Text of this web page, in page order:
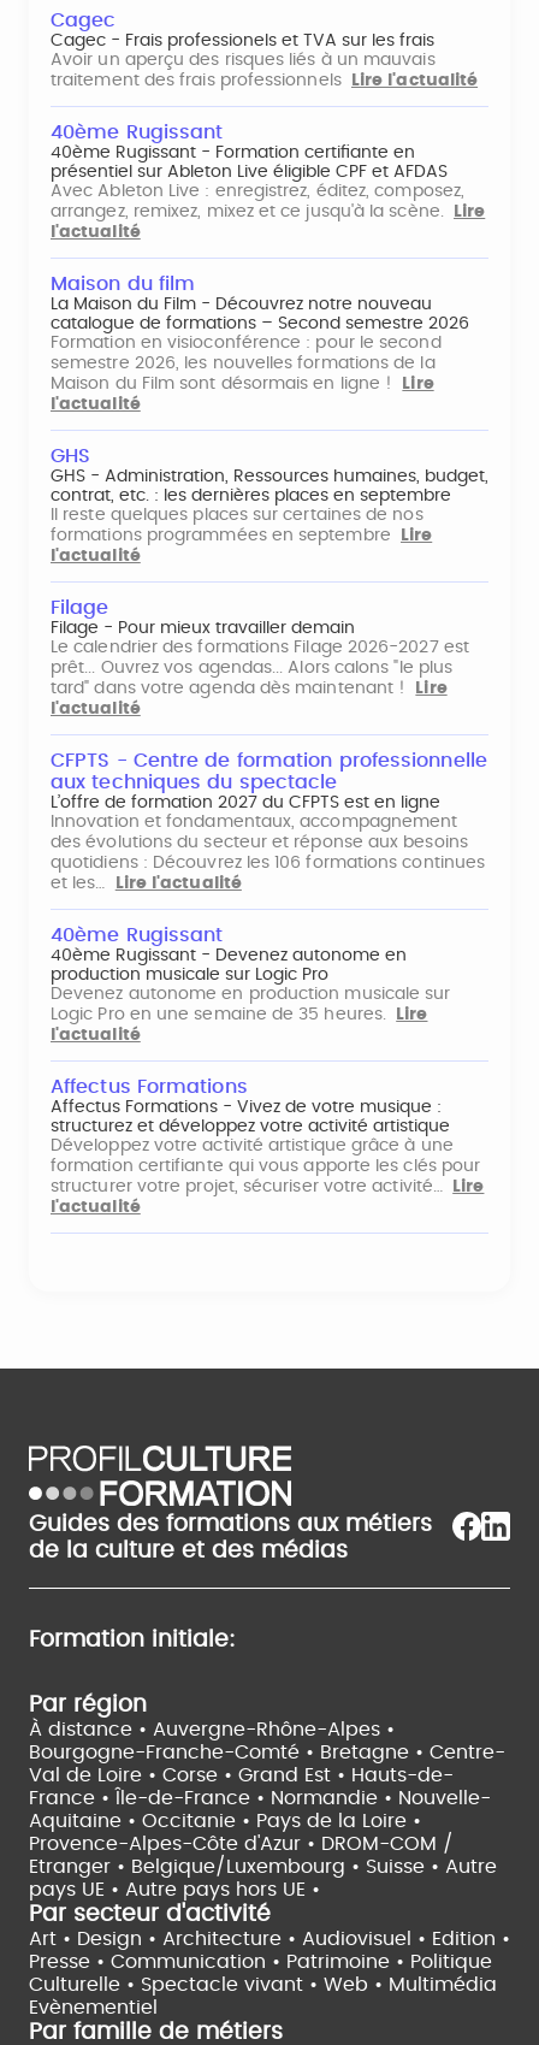
Cagec
Cagec - Frais professionels et TVA sur les frais
Avoir un aperçu des risques liés à un mauvais
traitement des frais professionnels
Lire l'actualité
40ème Rugissant
40ème Rugissant - Formation certifiante en
présentiel sur Ableton Live éligible CPF et AFDAS
Avec Ableton Live : enregistrez, éditez, composez,
arrangez, remixez, mixez et ce jusqu'à la scène.
Lire
l'actualité
Maison du film
La Maison du Film - Découvrez notre nouveau
catalogue de formations – Second semestre 2026
Formation en visioconférence : pour le second
semestre 2026, les nouvelles formations de la
Maison du Film sont désormais en ligne !
Lire
l'actualité
GHS
GHS - Administration, Ressources humaines, budget,
contrat, etc. : les dernières places en septembre
Il reste quelques places sur certaines de nos
formations programmées en septembre
Lire
l'actualité
Filage
Filage - Pour mieux travailler demain
Le calendrier des formations Filage 2026-2027 est
prêt... Ouvrez vos agendas... Alors calons "le plus
tard" dans votre agenda dès maintenant !
Lire
l'actualité
CFPTS - Centre de formation professionnelle
aux techniques du spectacle
L’offre de formation 2027 du CFPTS est en ligne
Innovation et fondamentaux, accompagnement
des évolutions du secteur et réponse aux besoins
quotidiens : Découvrez les 106 formations continues
et les…
Lire l'actualité
40ème Rugissant
40ème Rugissant - Devenez autonome en
production musicale sur Logic Pro
Devenez autonome en production musicale sur
Logic Pro en une semaine de 35 heures.
Lire
l'actualité
Affectus Formations
Affectus Formations - Vivez de votre musique :
structurez et développez votre activité artistique
Développez votre activité artistique grâce à une
formation certifiante qui vous apporte les clés pour
structurer votre projet, sécuriser votre activité…
Lire
l'actualité
Guides des formations aux métiers
de la culture et des médias
Formation initiale:
Par région
À distance • Auvergne-Rhône-Alpes •
Bourgogne-Franche-Comté • Bretagne • Centre-
Val de Loire • Corse • Grand Est • Hauts-de-
France •
Île-de-France • Normandie • Nouvelle-
Aquitaine • Occitanie • Pays de la Loire •
Provence-Alpes-Côte d'Azur • DROM-COM /
Etranger • Belgique/Luxembourg • Suisse • Autre
pays UE • Autre pays hors UE •
Par secteur d'activité
Art • Design • Architecture • Audiovisuel • Edition •
Presse • Communication • Patrimoine • Politique
Culturelle • Spectacle vivant • Web • Multimédia
Evènementiel
Par famille de métiers